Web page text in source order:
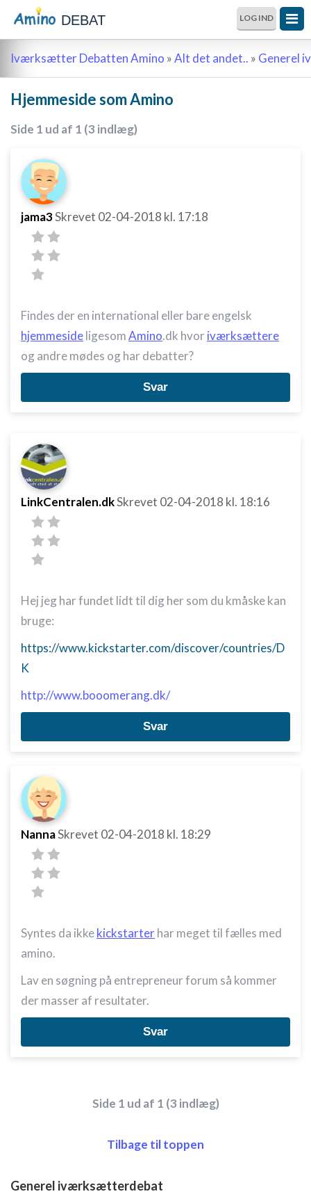
DEBAT LOG IND
Iværksætter Debatten Amino »Alt det andet.. » Generel
Hjemmeside som Amino
Side 1 ud af 1 (3 indlæg)
jama3Skrevet 02-04-2018 kl. 17:18
Findes der en international eller bare engelsk
hjemmesideligesomAmino.dk hvor iværksættere
og andre mødes og har debatter?
Svar
LinkCentralen.dkSkrevet 02-04-2018 kl. 18:16
Hej jeg har fundet lidt til dig her som du kmåske kan
bruge:
https://www.kickstarter.com/discover/countries/D
K
http://www.booomerang.dk/
Svar
NannaSkrevet 02-04-2018 kl. 18:29
Syntes da ikkekickstarterhar meget til fælles med
amino.
Lav en søgning på entrepreneur forum så kommer
der masser af resultater.
Svar
Side 1 ud af 1 (3 indlæg)
Tilbage til toppen
Generel iværksætterdebat